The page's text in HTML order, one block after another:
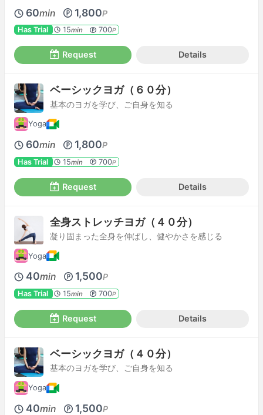
60min 1,800P
Has Trial 15min 700P
Request Details
ベーシックヨガ（６０分）
基本のヨガを学び、ご自身を知る
Yoga
60min 1,800P
Has Trial 15min 700P
Request Details
全身ストレッチヨガ（４０分）
凝り固まった全身を伸ばし、健やかさを感じる
Yoga
40min 1,500P
Has Trial 15min 700P
Request Details
ベーシックヨガ（４０分）
基本のヨガを学び、ご自身を知る
Yoga
40min 1,500P